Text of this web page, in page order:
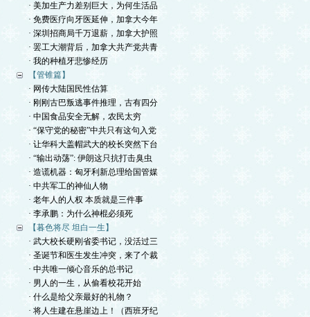
· 美加生产力差别巨大，为何生活品
· 免费医疗向牙医延伸，加拿大今年
· 深圳招商局千万退薪，加拿大护照
· 罢工大潮背后，加拿大共产党共青
· 我的种植牙悲惨经历
【管锥篇】
· 网传大陆国民性估算
· 刚刚古巴叛逃事件推理，古有四分
· 中国食品安全无解，农民太穷
· “保守党的秘密”中共只有这句入党
· 让华科大盖帽武大的校长突然下台
· “输出动荡”: 伊朗这只抗打击臭虫
· 造谎机器：匈牙利新总理给国管媒
· 中共军工的神仙人物
· 老年人的人权 本质就是三件事
· 李承鹏：为什么神棍必须死
【暮色将尽 坦白一生】
· 武大校长硬刚省委书记，没活过三
· 圣诞节和医生发生冲突，来了个裁
· 中共唯一倾心音乐的总书记
· 男人的一生，从偷看校花开始
· 什么是给父亲最好的礼物？
· 将人生建在悬崖边上！（西班牙纪